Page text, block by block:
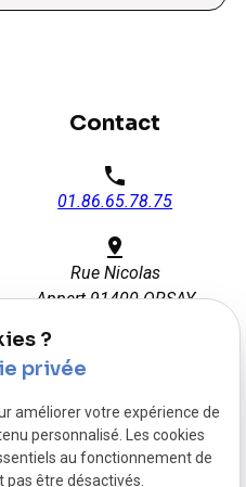
Contact
phone
01.86.65.78.75
pin_drop
Rue Nicolas
Appert91400 ORSAY
Disponible 7j/7 : 08h00 -
?
privée
améliorer votre expérience de
personnalisé. Les cookies
au fonctionnement de
pas être désactivés.